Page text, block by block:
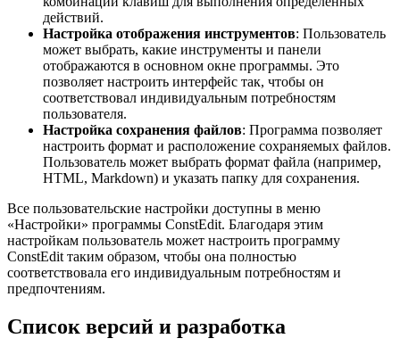
действий.
Настройка отображения инструментов: Пользователь
может выбрать, какие инструменты и панели
отображаются в основном окне программы. Это
позволяет настроить интерфейс так, чтобы он
соответствовал индивидуальным потребностям
пользователя.
Настройка сохранения файлов: Программа позволяет
настроить формат и расположение сохраняемых файлов.
Пользователь может выбрать формат файла (например,
HTML, Markdown) и указать папку для сохранения.
Все пользовательские настройки доступны в меню
«Настройки» программы ConstEdit. Благодаря этим
настройкам пользователь может настроить программу
ConstEdit таким образом, чтобы она полностью
соответствовала его индивидуальным потребностям и
предпочтениям.
Список версий и разработка